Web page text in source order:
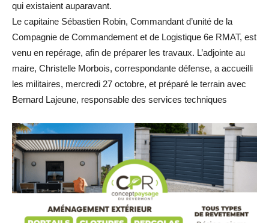
qui existaient auparavant.
Le capitaine Sébastien Robin, Commandant d’unité de la
Compagnie de Commandement et de Logistique 6e RMAT, est
venu en repérage, afin de préparer les travaux. L’adjointe au
maire, Christelle Morbois, correspondante défense, a accueilli
les militaires, mercredi 27 octobre, et préparé le terrain avec
Bernard Lajeune, responsable des services techniques